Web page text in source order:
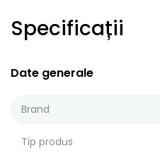
Specificații
Date generale
Brand
Tip produs